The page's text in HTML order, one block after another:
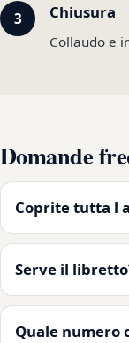
Chiusura
Collaudo e
Domande
Coprite tutta l
Serve il
Quale numero